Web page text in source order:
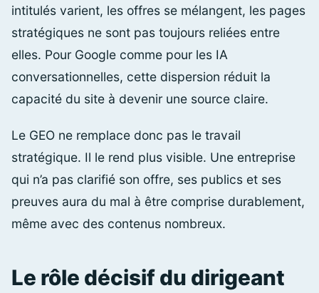
intitulés varient, les offres se mélangent, les pages
stratégiques ne sont pas toujours reliées entre
elles. Pour Google comme pour les IA
conversationnelles, cette dispersion réduit la
capacité du site à devenir une source claire.
Le GEO ne remplace donc pas le travail
stratégique. Il le rend plus visible. Une entreprise
qui n’a pas clarifié son offre, ses publics et ses
preuves aura du mal à être comprise durablement,
même avec des contenus nombreux.
Le rôle décisif du dirigeant